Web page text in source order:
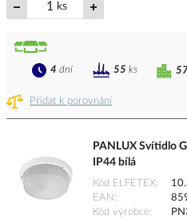
ks
Přidat k porovnání
57
4 dní 55 ks
PANLUX Svítidlo
IP44 bílá
Kód ELFETEX
EAN
Kód výrobce